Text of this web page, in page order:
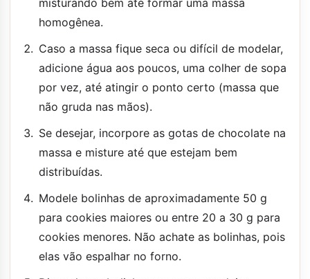
homogênea.
Caso a massa fique seca ou difícil de modelar,
adicione água aos poucos, uma colher de sopa
por vez, até atingir o ponto certo (massa que
não gruda nas mãos).
Se desejar, incorpore as gotas de chocolate na
massa e misture até que estejam bem
distribuídas.
Modele bolinhas de aproximadamente 50 g
para cookies maiores ou entre 20 a 30 g para
cookies menores. Não achate as bolinhas, pois
elas vão espalhar no forno.